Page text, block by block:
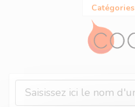
Catégories
Panneau de gestion des cookies